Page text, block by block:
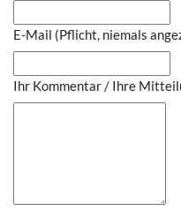
E-Mail (Pflicht, niemals
Ihr Kommentar / Ihre